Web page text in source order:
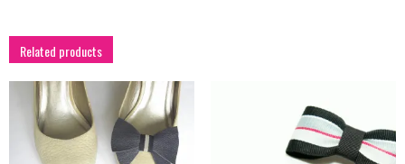
Related products